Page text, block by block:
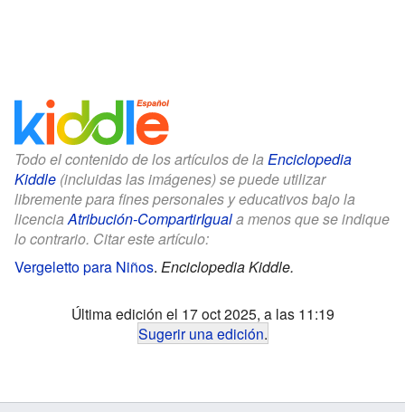
Todo el contenido de los artículos de la Enciclopedia
Kiddle (incluidas las imágenes) se puede utilizar
libremente para fines personales y educativos bajo la
licenciaAtribución-CompartirIguala menos que se indique
lo contrario. Citar este artículo:
Vergeletto para Niños. Enciclopedia Kiddle.
Última edición el 17 oct 2025, a las 11:19
Sugerir una edición.